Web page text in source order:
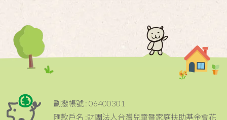
劃撥帳號 : 06400301
匯款戶名 :財團法人台灣兒童暨家庭扶助基金會花